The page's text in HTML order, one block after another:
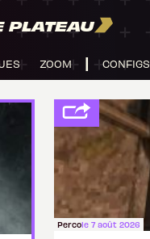
PLATEAU
ZOOM CONFIGS
Percole 7 août 2026